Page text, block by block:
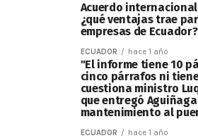
Acuerdo
¿qué ventajas trae
empresas de Ecuador?
ECUADOR hace 1 año
"El informe tiene 10
cinco párrafos ni
cuestiona ministro
que entregó
mantenimiento al
ECUADOR hace 1 año